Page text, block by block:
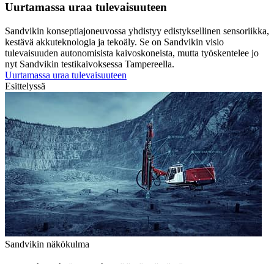
Uurtamassa uraa tulevaisuuteen
Sandvikin konseptiajoneuvossa yhdistyy edistyksellinen sensoriikka,
kestävä akkuteknologia ja tekoäly. Se on Sandvikin visio
tulevaisuuden autonomisista kaivoskoneista, mutta työskentelee jo
nyt Sandvikin testikaivoksessa Tampereella.
Uurtamassa uraa tulevaisuuteen
Esittelyssä
Sandvikin näkökulma